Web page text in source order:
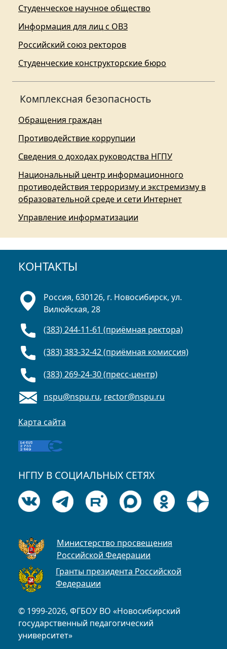
Студенческое научное общество
Информация для лиц с ОВЗ
Российский союз ректоров
Студенческие конструкторские бюро
Комплексная безопасность
Обращения граждан
Противодействие коррупции
Сведения о доходах руководства НГПУ
Национальный центр информационного
противодействия терроризму и экстремизму в
образовательной среде и сети Интернет
Управление информатизации
КОНТАКТЫ
© 1999-2026, ФГБОУ ВО «Новосибирский
государственный педагогический
университет»
Россия, 630126, г. Новосибирск, ул.
Вилюйская, 28
(383) 244-11-61 (приёмная ректора)
(383) 383-32-42 (приёмная комиссия)
(383) 269-24-30 (пресс-центр)
nspu@nspu.ru, rector@nspu.ru
Карта сайта
НГПУ В СОЦИАЛЬНЫХ СЕТЯХ
Министерство просвещения
Российской Федерации
Гранты президента Российской
Федерации